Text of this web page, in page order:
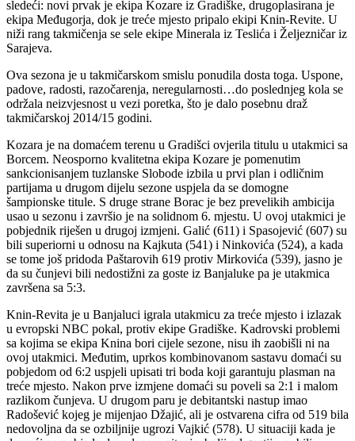
sledeći: novi prvak je ekipa Kozare iz Gradiške, drugoplasirana je
ekipa Međugorja, dok je treće mjesto pripalo ekipi Knin-Revite. U
niži rang takmičenja se sele ekipe Minerala iz Teslića i Željezničar iz
Sarajeva.
Ova sezona je u takmičarskom smislu ponudila dosta toga. Uspone,
padove, radosti, razočarenja, neregularnosti…do poslednjeg kola se
održala neizvjesnost u vezi poretka, što je dalo posebnu draž
takmičarskoj 2014/15 godini.
Kozara je na domaćem terenu u Gradišci ovjerila titulu u utakmici sa
Borcem. Neosporno kvalitetna ekipa Kozare je pomenutim
sankcionisanjem tuzlanske Slobode izbila u prvi plan i odličnim
partijama u drugom dijelu sezone uspjela da se domogne
šampionske titule. S druge strane Borac je bez prevelikih ambicija
usao u sezonu i završio je na solidnom 6. mjestu. U ovoj utakmici je
pobjednik riješen u drugoj izmjeni. Galić (611) i Spasojević (607) su
bili superiorni u odnosu na Kajkuta (541) i Ninkovića (524), a kada
se tome još pridoda Paštarovih 619 protiv Mirkovića (539), jasno je
da su čunjevi bili nedostižni za goste iz Banjaluke pa je utakmica
završena sa 5:3.
Knin-Revita je u Banjaluci igrala utakmicu za treće mjesto i izlazak
u evropski NBC pokal, protiv ekipe Gradiške. Kadrovski problemi
sa kojima se ekipa Knina bori cijele sezone, nisu ih zaobišli ni na
ovoj utakmici. Međutim, uprkos kombinovanom sastavu domaći su
pobjedom od 6:2 uspjeli upisati tri boda koji garantuju plasman na
treće mjesto. Nakon prve izmjene domaći su poveli sa 2:1 i malom
razlikom čunjeva. U drugom paru je debitantski nastup imao
Radošević kojeg je mijenjao Džajić, ali je ostvarena cifra od 519 bila
nedovoljna da se ozbiljnije ugrozi Vajkić (578). U situaciji kada je